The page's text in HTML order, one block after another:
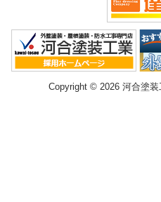
Copyright © 2026 河合塗